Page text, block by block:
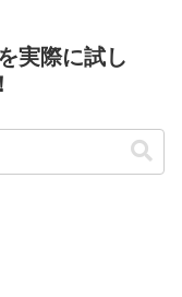
実際に試し